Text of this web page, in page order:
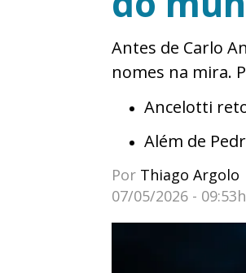
Antes de Carlo
nomes na mira.
Ancelotti
Além de
Por Thiago Argolo
07/05/2026 -